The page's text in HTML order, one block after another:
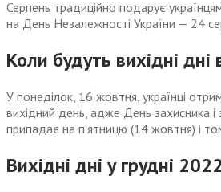
Серпень традиційно подарує
на День Незалежності України — 24
Коли будуть вихідні
У понеділок, 16 жовтня, українці
вихідний день, адже День захисника і
припадає на п’ятницю (14 жовтня) і
Вихідні дні у грудні 2022